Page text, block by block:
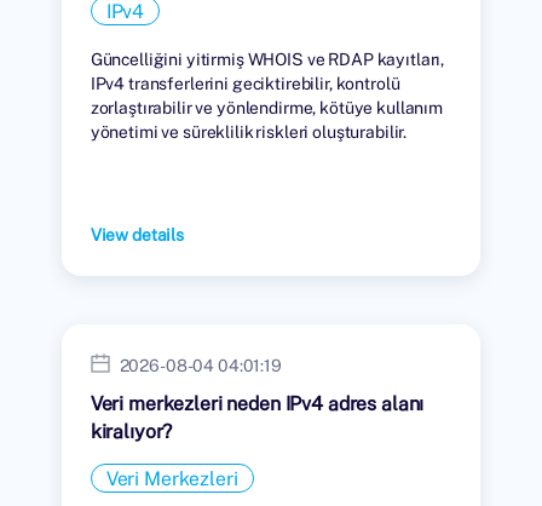
IPv4
Güncelliğini yitirmiş WHOIS ve RDAP kayıtları,
IPv4 transferlerini geciktirebilir, kontrolü
zorlaştırabilir ve yönlendirme, kötüye kullanım
yönetimi ve süreklilik riskleri oluşturabilir.
View details
2026-08-04 04:01:19
Veri merkezleri neden IPv4 adres alanı
kiralıyor?
Veri Merkezleri